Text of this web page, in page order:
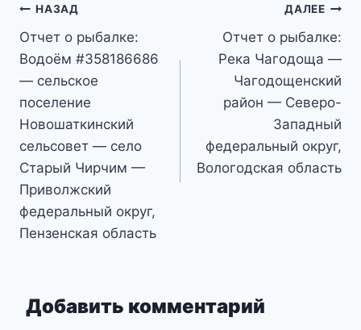
Навигация
по
записям
НАЗАД
Отчет о рыбалке:
Водоём #358186686
— сельское
поселение
Новошаткинский
сельсовет — село
Старый Чирчим —
Приволжский
федеральный округ,
Пензенская область
ДАЛЕЕ
Отчет о рыбалке:
Река Чагодоща —
Чагодощенский
район — Северо-
Западный
федеральный округ,
Вологодская область
Добавить комментарий